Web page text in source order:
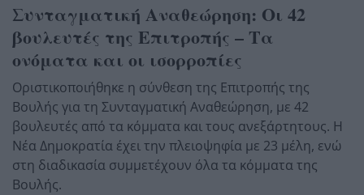
Συνταγματική Αναθεώρηση: Οι 42
βουλευτές της Επιτροπής – Τα
ονόματα και οι ισορροπίες
Οριστικοποιήθηκε η σύνθεση της Επιτροπής της
Βουλής για τη Συνταγματική Αναθεώρηση, με 42
βουλευτές από τα κόμματα και τους ανεξάρτητους. Η
Νέα Δημοκρατία έχει την πλειοψηφία με 23 μέλη, ενώ
στη διαδικασία συμμετέχουν όλα τα κόμματα της
Βουλής.